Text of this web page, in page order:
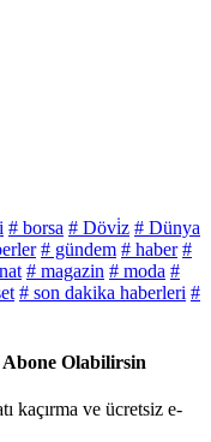
# borsa # Dövi̇z # Dünya
# gündem # haber #
# magazin # moda #
# son dakika haberleri #
Olabilirsin
kaçırma ve ücretsiz e-